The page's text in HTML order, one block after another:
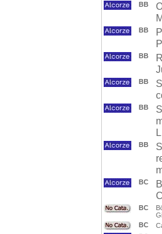
BB
BB
BB
BB
BB
BB
BC
BC
BC